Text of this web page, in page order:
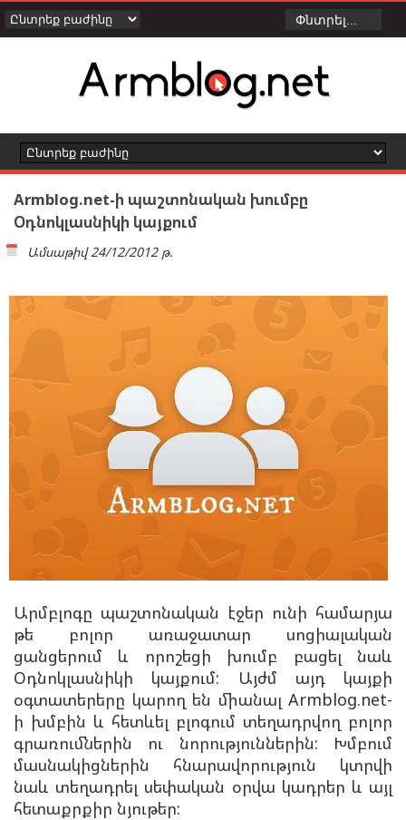
Armblog.net-ի պաշտոնական խումբը
Օդնոկլասնիկի կայքում
Ամսաթիվ 24/12/2012 թ.
Արմբլոգը պաշտոնական էջեր ունի համարյա
թե բոլոր առաջատար սոցիալական
ցանցերում և որոշեցի խումբ բացել նաև
Օդնոկլասնիկի կայքում: Այժմ այդ կայքի
օգտատերերը կարող են միանալ Armblog.net-
ի խմբին և հետևել բլոգում տեղադրվող բոլոր
գրառումներին ու նորություններին: Խմբում
մասնակիցներին հնարավորություն կտրվի
նաև տեղադրել սեփական օրվա կադրեր և այլ
հետաքրքիր նյութեր: